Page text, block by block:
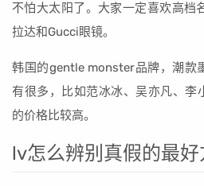
不怕大太阳了。大家一定喜欢高档
拉达和Gucci眼镜。
韩国的gentle monster品牌，潮款
有很多，比如范冰冰、吴亦凡、李
的价格比较高。
lv怎么辨别真假的最好